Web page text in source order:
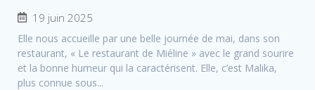
19 juin 2025
Elle nous accueille par une belle journée de mai, dans son
restaurant, « Le restaurant de Miéline » avec le grand sourire
et la bonne humeur qui la caractérisent. Elle, c’est Malika,
plus connue sous...